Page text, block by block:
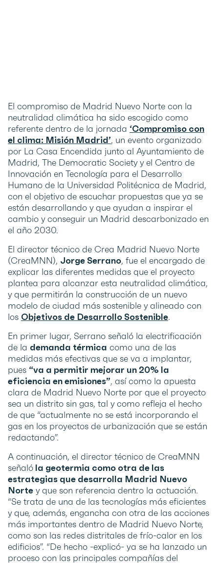
El compromiso de Madrid Nuevo Norte con la
neutralidad climática ha sido escogido como
referente dentro de la jornada ‘Compromiso con
el clima: Misión Madrid’, un evento organizado
por La Casa Encendida junto al Ayuntamiento de
Madrid, The Democratic Society y el Centro de
Innovación en Tecnología para el Desarrollo
Humano de la Universidad Politécnica de Madrid,
con el objetivo de escuchar propuestas que ya se
están desarrollando y que ayudan a inspirar el
cambio y conseguir un Madrid descarbonizado en
el año 2030.
El director técnico de Crea Madrid Nuevo Norte
(CreaMNN), Jorge Serrano, fue el encargado de
explicar las diferentes medidas que el proyecto
plantea para alcanzar esta neutralidad climática,
y que permitirán la construcción de un nuevo
modelo de ciudad más sostenible y alineado con
los Objetivos de Desarrollo Sostenible.
En primer lugar, Serrano señaló la electrificación
de la demanda térmica como una de las
medidas más efectivas que se va a implantar,
pues “va a permitir mejorar un 20% la
eficiencia en emisiones”, así como la apuesta
clara de Madrid Nuevo Norte por que el proyecto
sea un distrito sin gas, tal y como refleja el hecho
de que “actualmente no se está incorporando el
gas en los proyectos de urbanización que se están
redactando”.
A continuación, el director técnico de CreaMNN
señaló la geotermia como otra de las
estrategias que desarrolla Madrid Nuevo
Norte y que son referencia dentro la actuación.
“Se trata de una de las tecnologías más eficientes
y que, además, engancha con otra de las acciones
más importantes dentro de Madrid Nuevo Norte,
como son las redes distritales de frío-calor en los
edificios”. “De hecho -explicó- ya se ha lanzado un
proceso con las principales compañías del